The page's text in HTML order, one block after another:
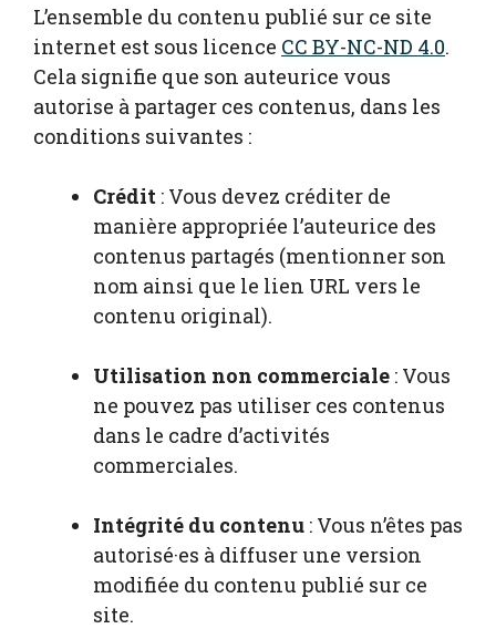
L’ensemble du contenu publié sur ce site
internet est sous licence CC BY-NC-ND 4.0.
Cela signifie que son auteurice vous
autorise à partager ces contenus, dans les
conditions suivantes :
Crédit : Vous devez créditer de
manière appropriée l’auteurice des
contenus partagés (mentionner son
nom ainsi que le lien URL vers le
contenu original).
Utilisation non commerciale : Vous
ne pouvez pas utiliser ces contenus
dans le cadre d’activités
commerciales.
Intégrité du contenu : Vous n’êtes pas
autorisé·es à diffuser une version
modifiée du contenu publié sur ce
site.